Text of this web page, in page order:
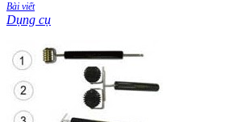
Bài viết
Dụng cụ